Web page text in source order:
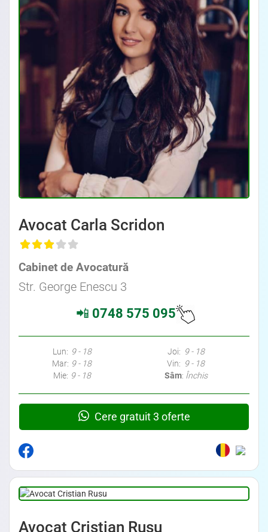
Avocat Carla Scridon
Cabinet de Avocatură
Str. George Enescu 3
📲 0748 575 095
Lun: 9 - 18
Mar: 9 - 18
Mie: 9 - 18
Joi: 9 - 18
Vin: 9 - 18
Sâm: Închis
Cere gratuit 3 oferte
Avocat Cristian Rusu